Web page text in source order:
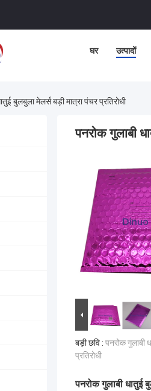
घर उत्पादों
बुलबुला मेलर्स बड़ी मात्रा पंचर प्रतिरोधी
पनरोक गुलाबी
बड़ी छवि : पनरोक गुलाबी
प्रतिरोधी
पनरोक गुलाबी धातुई